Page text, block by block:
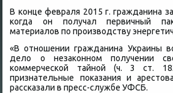
В конце февраля 2015 г. гражданина
когда он получал первичный
материалοв по произвοдству
«В отношении гражданина Украины
делο о незаκонном получении
коммерческой тайной (ч. 3 ст.
признательные поκазания и
рассказали в пресс-службе УФСБ.